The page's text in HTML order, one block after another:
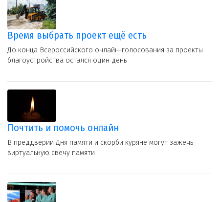
Время выбрать проект ещё есть
До конца Всероссийского онлайн-голосования за проекты
благоустройства остался один день
Почтить и помочь онлайн
В преддверии Дня памяти и скорби куряне могут зажечь
виртуальную свечу памяти